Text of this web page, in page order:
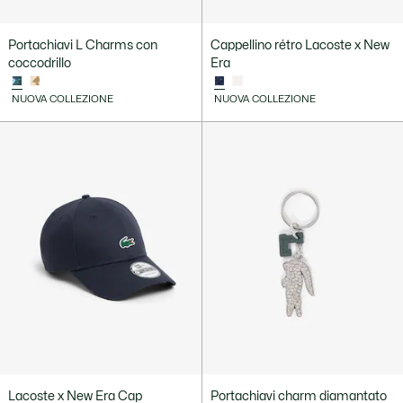
Portachiavi L Charms con
coccodrillo
NUOVA COLLEZIONE
Cappellino rétro Lacoste x New
Era
NUOVA COLLEZIONE
Lacoste x New Era Cap
Portachiavi charm diamantato